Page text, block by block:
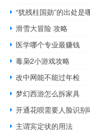
“犹残柱国勋”的出处是
滑雪大冒险 攻略
医学哪个专业最赚钱
毒枭2小游戏攻略
改中网能不能过年检
梦幻西游怎么拆家具
开通花呗需要人脸识别
主谓宾定状的用法